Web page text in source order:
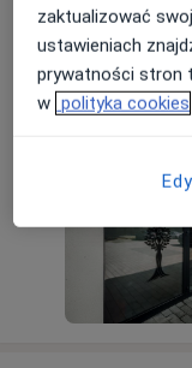
Zapraszam
Ciechocinku.
07/07/2025
zaktualizować
ustawieniach
prywatności stron
w polityka cookies